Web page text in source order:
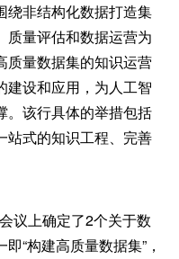
绕非结构化数据打造集
质量评估和数据运营为
质量数据集的知识运营
建设和应用，为人工智
。该行具体的举措包括
站式的知识工程、完善
议上确定了2个关于数
“构建高质量数据集”，